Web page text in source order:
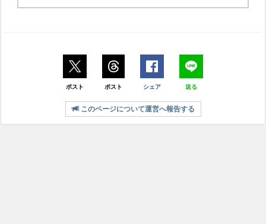
ポスト ポスト シェア 送る
このページについて運営へ報告する